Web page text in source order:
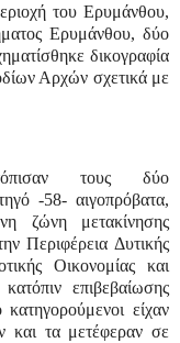
του Ερυμάνθου,
Ερυμάνθου, δύο
δικογραφία
Αρχών σχετικά με
τους δύο
-58- αιγοπρόβατα,
ζώνη μετακίνησης
Περιφέρεια Δυτικής
Οικονομίας και
επιβεβαίωσης
είχαν
και τα μετέφεραν σε